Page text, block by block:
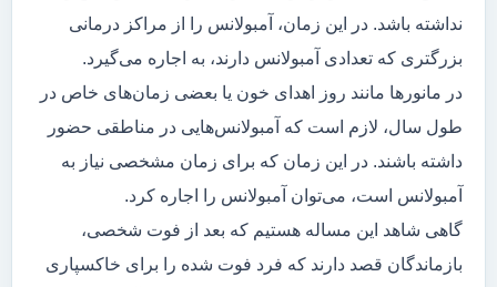
نداشته باشد. در این زمان، آمبولانس را از مراکز درمانی
بزرگتری که تعدادی آمبولانس دارند، به اجاره می‌گیرد.
در مانور‌ها مانند روز اهدای خون یا بعضی زمان‌های خاص در
طول سال، لازم است که آمبولانس‌هایی در مناطقی حضور
داشته باشند. در این زمان که برای زمان مشخصی نیاز به
آمبولانس است، می‌توان آمبولانس را اجاره کرد.
گاهی شاهد این مساله هستیم که بعد از فوت شخصی،
بازماندگان قصد دارند که فرد فوت شده را برای خاکسپاری